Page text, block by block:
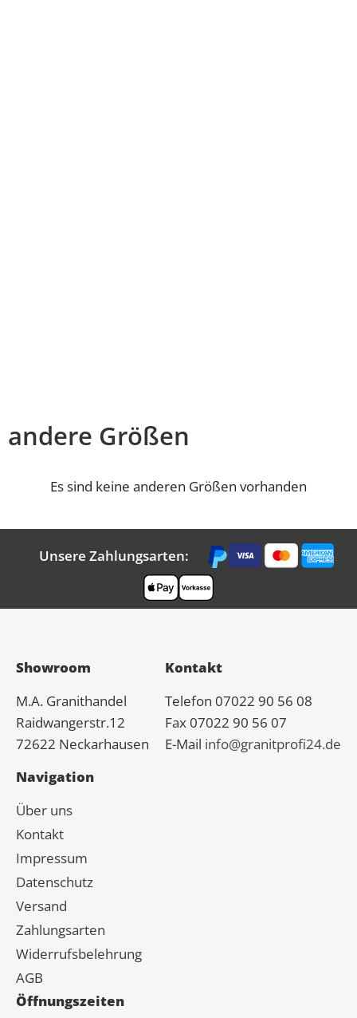
andere Größen
Es sind keine anderen Größen vorhanden
Unsere Zahlungsarten:
Showroom
M.A. Granithandel
Raidwangerstr.12
72622 Neckarhausen
Kontakt
Telefon 07022 90 56 08
Fax 07022 90 56 07
E-Mail info@granitprofi24.de
Navigation
Über uns
Kontakt
Impressum
Datenschutz
Versand
Zahlungsarten
Widerrufsbelehrung
AGB
Öffnungszeiten